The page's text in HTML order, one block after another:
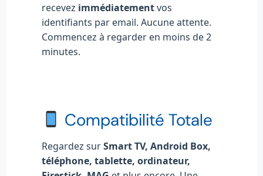
recevez immédiatementvos
identifiants par email. Aucune attente.
Commencez à regarder en moins de 2
minutes.
Compatibilité Totale
Regardez surSmart TV, Android Box,
téléphone, tablette, ordinateur,